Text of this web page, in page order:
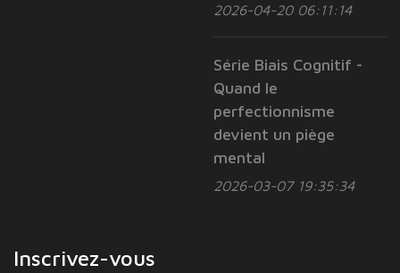
2026-04-20 06:11:14
Série Biais Cognitif -
Quand le
perfectionnisme
devient un piège
mental
2026-03-07 19:35:34
Inscrivez-vous